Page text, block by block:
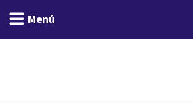
Menú